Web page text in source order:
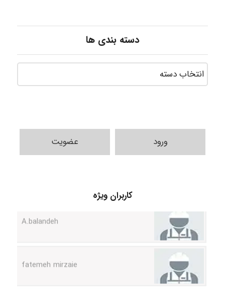
دسته بندی ها
ورود عضویت
کاربران ویژه